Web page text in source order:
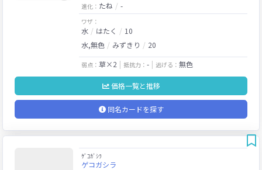
進化： たね -
ワザ：
水 はたく
10
水,無色
みずきり 20
弱点： 草×2 抵抗力： - 逃げる： 無色
価格一覧と推移
同名カードを探す
ｹﾞｺｶﾞｼﾗ
ゲコガシラ